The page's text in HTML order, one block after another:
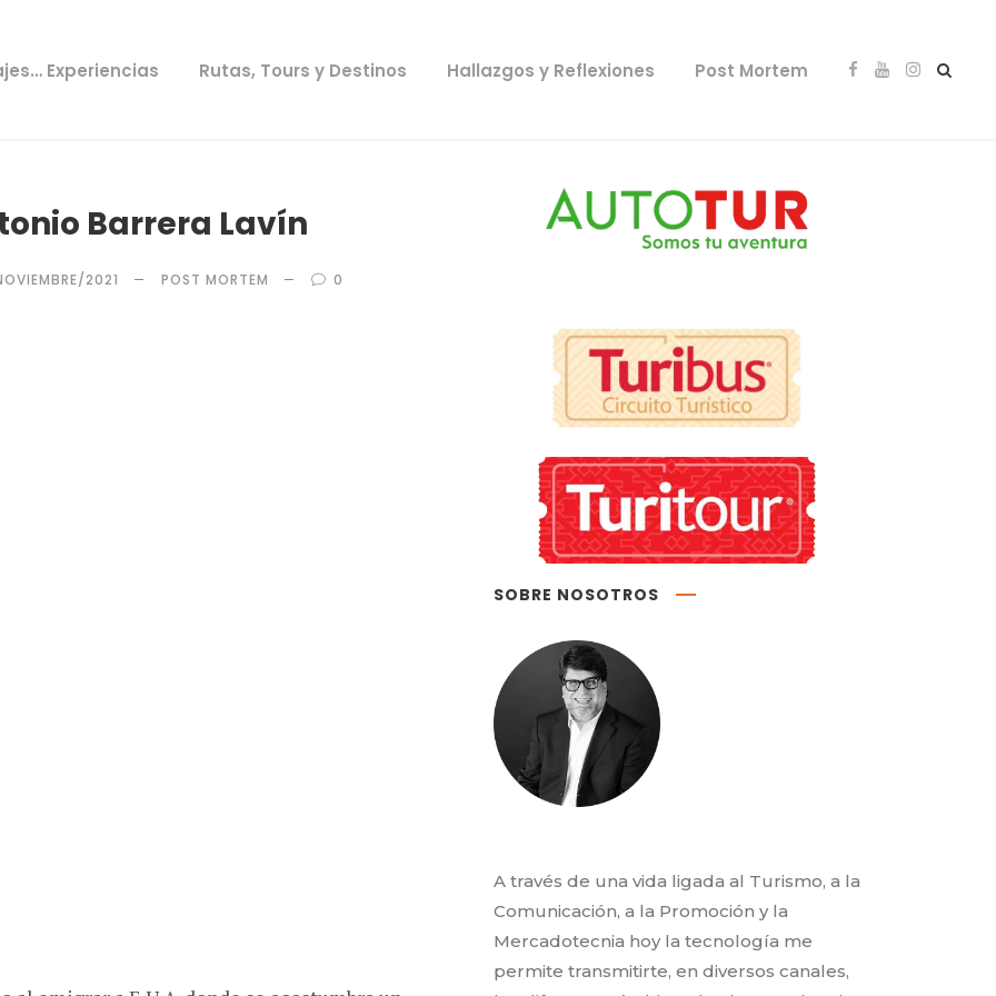
Experiencias Rutas, Tours y Destinos Hallazgos y Reflexiones Post Mortem
Barrera Lavín
2021 POST MORTEM 0
SOBRE NOSOTROS
A través de una vida ligada al Turismo, a la
Comunicación, a la Promoción y la
Mercadotecnia hoy la tecnología me
permite transmitirte, en diversos canales,